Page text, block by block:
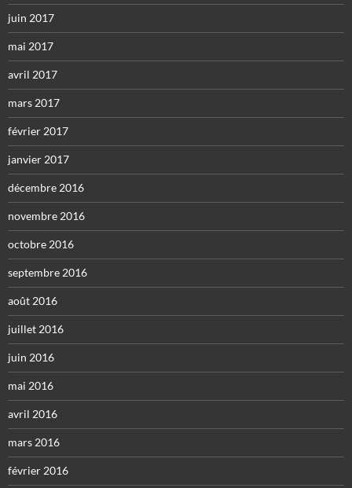
juin 2017
mai 2017
avril 2017
mars 2017
février 2017
janvier 2017
décembre 2016
novembre 2016
octobre 2016
septembre 2016
août 2016
juillet 2016
juin 2016
mai 2016
avril 2016
mars 2016
février 2016